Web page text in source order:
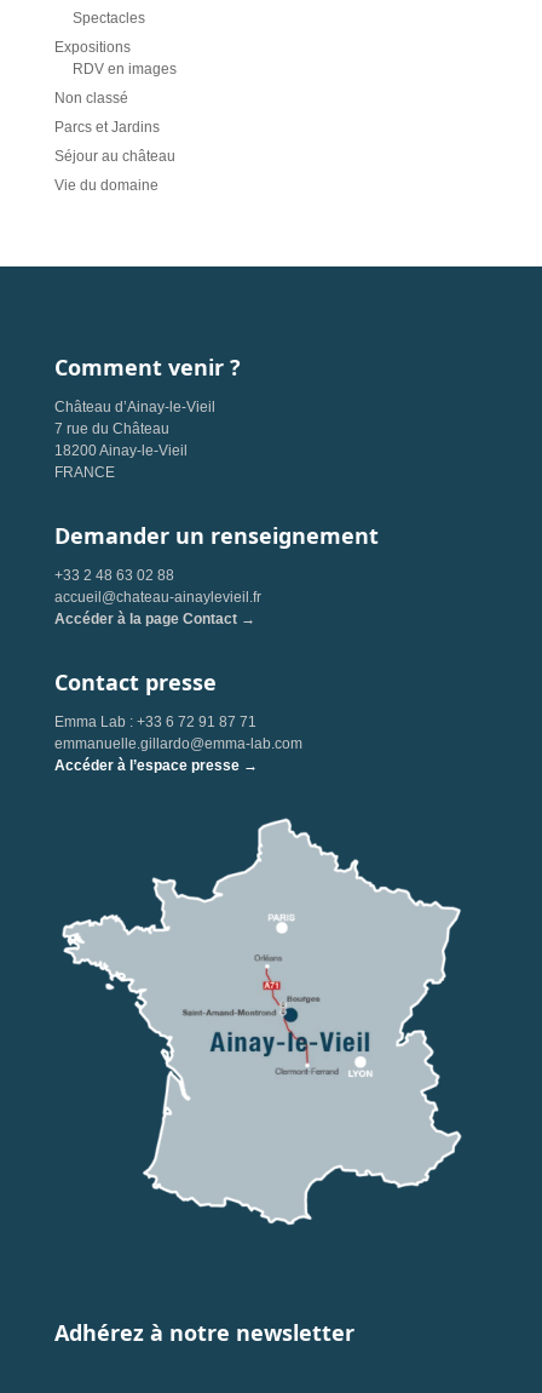
Spectacles
Expositions
RDV en images
Non classé
Parcs et Jardins
Séjour au château
Vie du domaine
Comment venir ?
Château d’Ainay-le-Vieil
7 rue du Château
18200 Ainay-le-Vieil
FRANCE
Demander un renseignement
+33 2 48 63 02 88
accueil@chateau-ainaylevieil.fr
Accéder à la page Contact →
Contact presse
Emma Lab : +33 6 72 91 87 71
emmanuelle.gillardo@emma-lab.com
Accéder à l’espace presse →
Adhérez à notre newsletter